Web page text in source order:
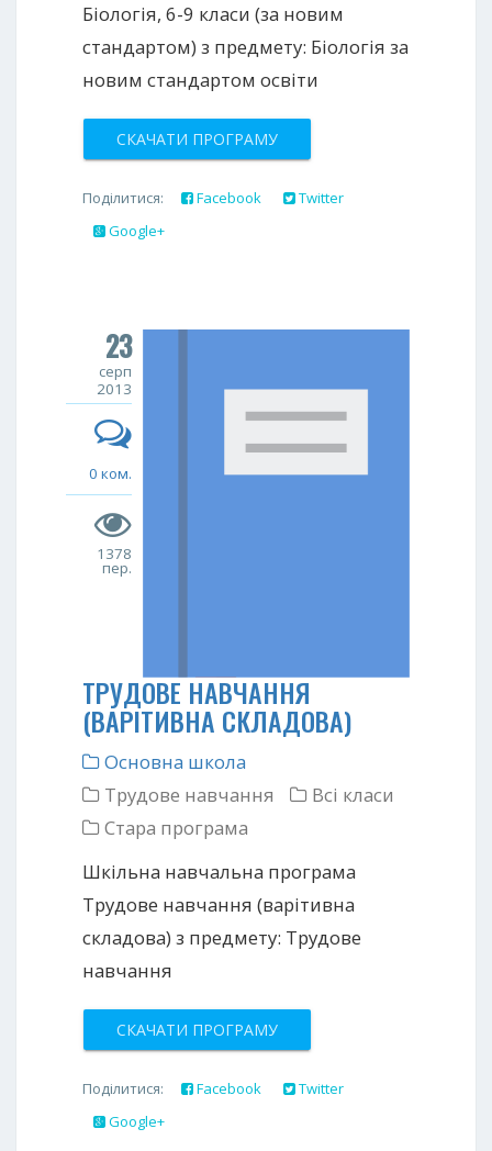
Біологія, 6-9 класи (за новим
стандартом) з предмету: Біологія за
новим стандартом освіти
СКАЧАТИ ПРОГРАМУ
Поділитися: Facebook
Twitter
Google+
23
серп
2013
0 ком.
1378
пер.
ТРУДОВЕ НАВЧАННЯ
(ВАРІТИВНА СКЛАДОВА)
Основна школа
Трудове навчання
Всі класи
Стара програма
Шкільна навчальна програма
Трудове навчання (варітивна
складова) з предмету: Трудове
навчання
СКАЧАТИ ПРОГРАМУ
Поділитися: Facebook
Twitter
Google+